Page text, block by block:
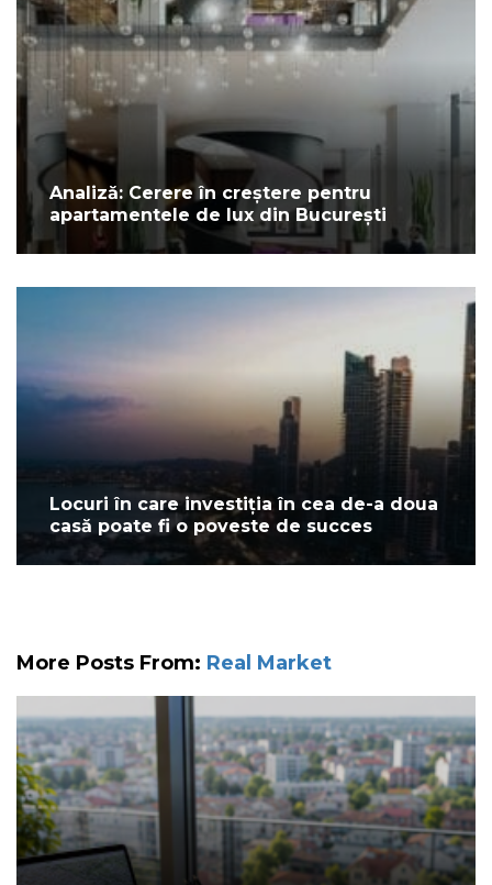
Analiză: Cerere în creștere pentru
apartamentele de lux din București
Locuri în care investiția în cea de-a doua
casă poate fi o poveste de succes
More Posts From: Real Market